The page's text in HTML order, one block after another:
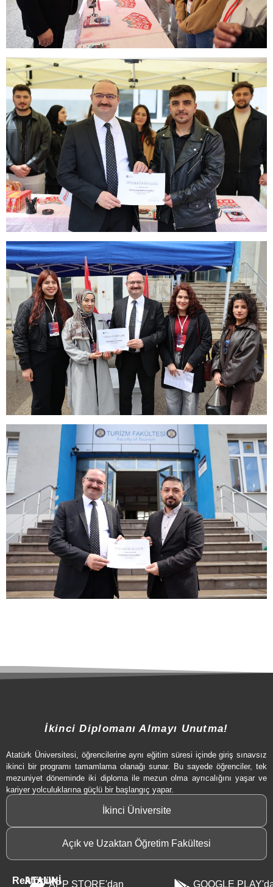
İkinci Diplomanı Almayı Unutma!
Atatürk Üniversitesi, öğrencilerine aynı eğitim süresi içinde giriş sınavsız
ikinci bir programı tamamlama olanağı sunar. Bu sayede öğrenciler, tek
mezuniyet döneminde iki diploma ile mezun olma ayrıcalığını yaşar ve
kariyer yolculuklarına güçlü bir başlangıç yapar.
İkinci Üniversite
Açık ve Uzaktan Öğretim Fakültesi
Rektörlük
ATAUNİAPP STORE'dan GOOGLE